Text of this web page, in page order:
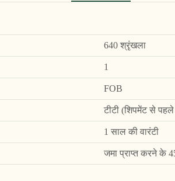
640 श्रृंखला
1
FOB
टीटी (शिपमेंट से
1 साल की वारंटी
जमा प्राप्त करने के